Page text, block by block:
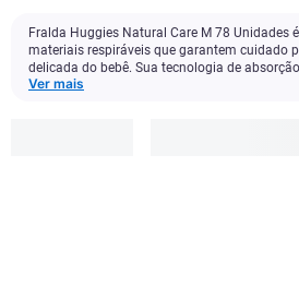
Fralda Huggies Natural Care M 78 Unidades
materiais respiráveis que garantem cuidado
delicada do bebê. Sua tecnologia de
Ver mais